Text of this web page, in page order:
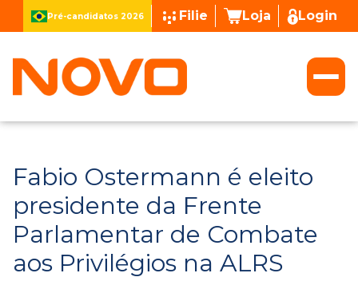
Pré-candidatos 2026 Filie Loja Login
Fabio Ostermann é eleito
presidente da Frente
Parlamentar de Combate
aos Privilégios na ALRS